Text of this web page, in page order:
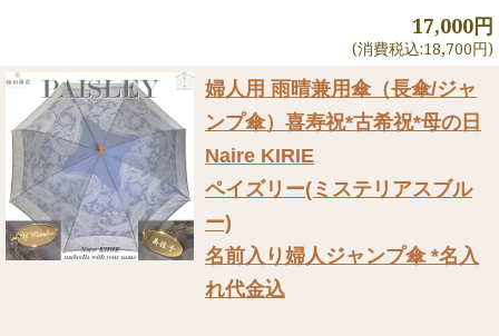
17,000円
(消費税込:18,700円)
婦人用 雨晴兼用傘（長傘/ジャ
ンプ傘） 喜寿祝*古希祝*母の日
Naire KIRIE
ペイズリー(ミステリアスブル
ー)
名前入り婦人ジャンプ傘 *名入
れ代金込